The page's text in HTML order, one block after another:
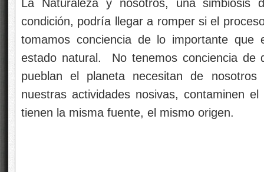
La Naturaleza y nosotros, una simbiosis
condición, podría llegar a romper si el
tomamos conciencia de lo importante
estado natural. No tenemos conciencia de
pueblan el planeta necesitan de
nuestras actividades nosivas, contaminen
tienen la misma fuente, el mismo origen.